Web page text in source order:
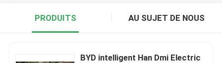
PRODUITS AU SUJET DE NOUS
BYD intelligent Han Dmi Electric